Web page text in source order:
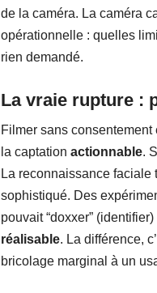
de la caméra. La caméra
opérationnelle : quelles
rien demandé.
La vraie rupture :
Filmer sans consentement
la captation actionnable.
La reconnaissance faciale
sophistiqué. Des
pouvait “doxxer”
réalisable. La différence,
bricolage marginal à un